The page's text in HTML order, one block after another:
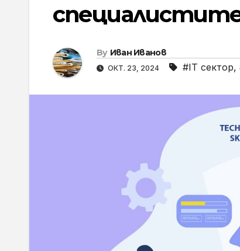
By Иван Иванов
ОКТ. 23, 2024 #IT сектор,